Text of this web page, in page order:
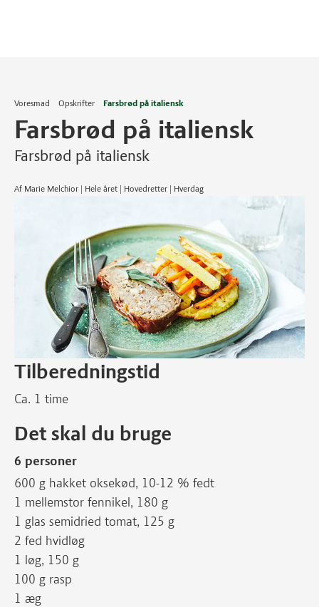
Voresmad Opskrifter Farsbrød på italiensk
Farsbrød på italiensk
Farsbrød på italiensk
Af Marie Melchior | Hele året | Hovedretter | Hverdag
Tilberedningstid
Ca. 1 time
Det skal du bruge
6 personer
600 g hakket oksekød, 10-12 % fedt
1 mellemstor fennikel, 180 g
1 glas semidried tomat, 125 g
2 fed hvidløg
1 løg, 150 g
100 g rasp
1 æg